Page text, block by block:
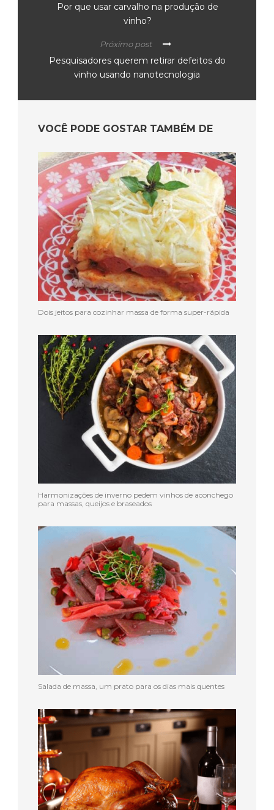
Por que usar carvalho na produção de
vinho?
Próximo post
Pesquisadores querem retirar defeitos do
vinho usando nanotecnologia
VOCÊ PODE GOSTAR TAMBÉM DE
Dois jeitos para cozinhar massa de forma super-rápida
Harmonizações de inverno pedem vinhos de aconchego
para massas, queijos e braseados
Salada de massa, um prato para os dias mais quentes